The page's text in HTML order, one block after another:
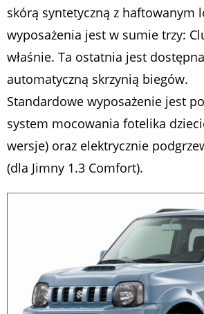
skórą syntetyczną z haftowanym
wyposażenia jest w sumie trzy:
właśnie. Ta ostatnia jest
automatyczną skrzynią biegów.
Standardowe wyposażenie jest
system mocowania fotelika
wersje) oraz elektrycznie
(dla Jimny 1.3 Comfort).